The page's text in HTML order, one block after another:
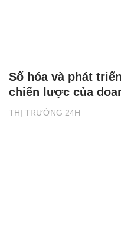
THỊ TRƯỜNG 24H
Số hóa và phát
chiến lược của